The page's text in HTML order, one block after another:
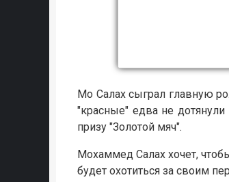
Мо Салах сыграл главную
"красные" едва не
призу "Золотой мяч".
Мохаммед Салах хочет,
будет охотиться за своим